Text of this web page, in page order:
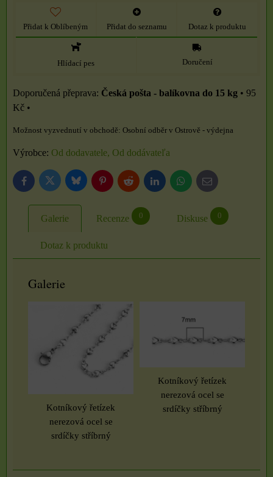
Přidat k Oblíbeným Přidat do seznamu Dotaz k produktu
Hlídací pes Doručení
Česká pošta - balíkovna do 15 kg • 95
Kč •
Osobní odběr v Ostrově - výdejna
Výrobce: Od dodavatele, Od dodávateľa
FacebookTwitter BlueskyPinterestReddit LinkedInWhatsApp
E-
mail
Galerie Recenze 0 Diskuse 0
Dotaz k produktu
Galerie
Kotníkový řetízek
nerezová ocel se
srdíčky stříbrný
Kotníkový řetízek
nerezová ocel se
srdíčky stříbrný